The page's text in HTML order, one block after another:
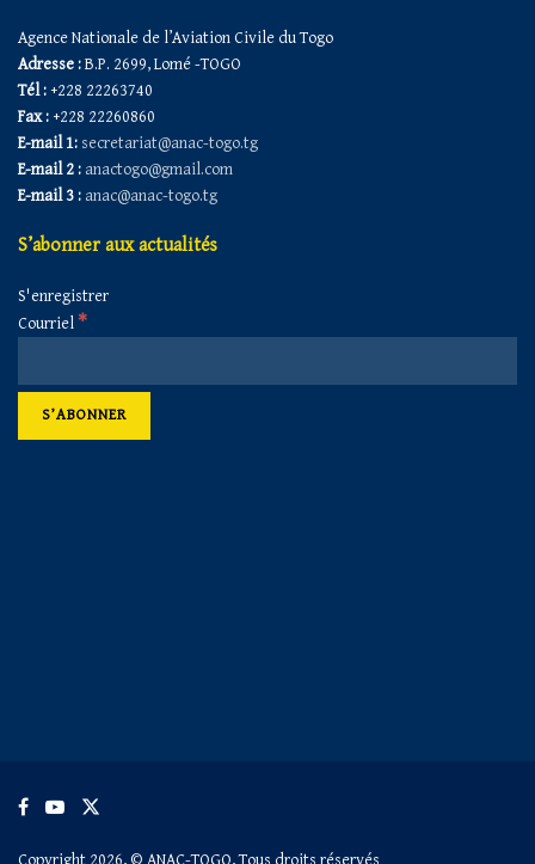
Agence Nationale de l’Aviation Civile du Togo
Adresse :B.P. 2699, Lomé -TOGO
Tél : +228 22263740
Fax : +228 22260860
E-mail 1: secretariat@anac-togo.tg
E-mail 2 : anactogo@gmail.com
E-mail 3 : anac@anac-togo.tg
S’abonner aux actualités
S'enregistrer
Courriel*